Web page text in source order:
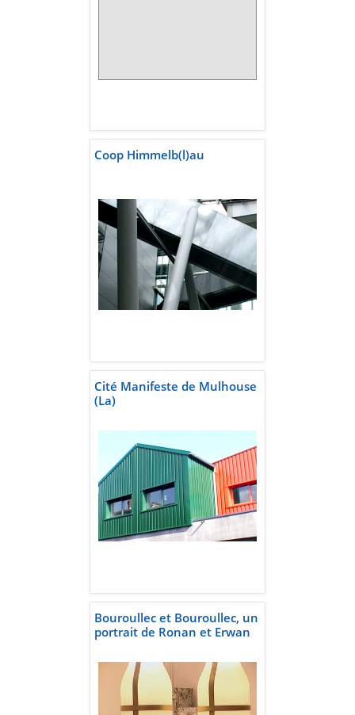
Coop Himmelb(l)au
Cité Manifeste de Mulhouse
(La)
Bouroullec et Bouroullec, un
portrait de Ronan et Erwan